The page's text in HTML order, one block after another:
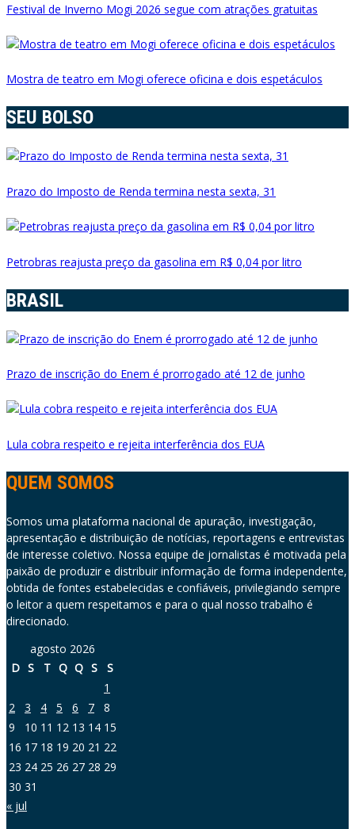
Festival de Inverno Mogi 2026 segue com atrações gratuitas
Mostra de teatro em Mogi oferece oficina e dois espetáculos
SEU BOLSO
Prazo do Imposto de Renda termina nesta sexta, 31
Petrobras reajusta preço da gasolina em R$ 0,04 por litro
BRASIL
Prazo de inscrição do Enem é prorrogado até 12 de junho
Lula cobra respeito e rejeita interferência dos EUA
QUEM SOMOS
Somos uma plataforma nacional de apuração, investigação,
apresentação e distribuição de notícias, reportagens e entrevistas
de interesse coletivo. Nossa equipe de jornalistas é motivada pela
paixão de produzir e distribuir informação de forma independente,
obtida de fontes estabelecidas e confiáveis, privilegiando sempre
o leitor a quem respeitamos e para o qual nosso trabalho é
direcionado.
agosto 2026
D S T Q Q S
S
1
2
3 4 5 6 7
8
9
10 11 12 13 14 15
16 17 18 19 20 21 22
23 24 25 26 27 28 29
30 31
« jul